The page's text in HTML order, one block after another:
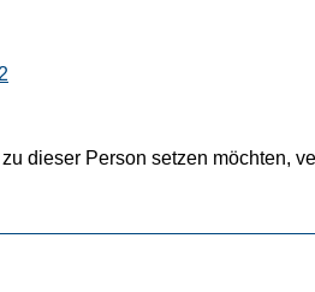
dieser Person setzen möchten,